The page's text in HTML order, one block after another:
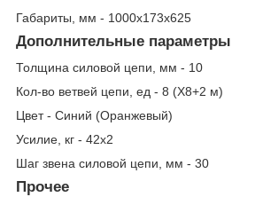
Габариты, мм - 1000х173х625
Дополнительные параметры
Толщина силовой цепи, мм - 10
Кол-во ветвей цепи, ед - 8 (Х8+2 м)
Цвет - Синий (Оранжевый)
Усилие, кг - 42х2
Шаг звена силовой цепи, мм - 30
Прочее